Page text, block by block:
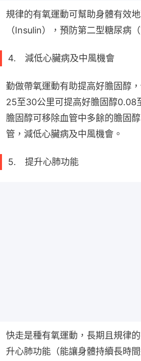
規律的有氧運動可幫助身體有效
（Insulin），預防第二型糖尿病
4. 減低心臟病及中風機會
勤做帶氧運動有助提高好膽固醇
25至30公里可提高好膽固醇0.08
膽固醇可移除血管中多餘的膽固
管，減低心臟病及中風機會。
5. 提升心肺功能
快走是種有氧運動，長期且規律
升心肺功能（能讓身體持續長時